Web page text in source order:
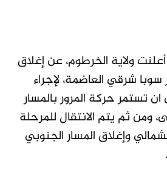
ولاية الخرطوم، عن إغلاق
شرقي العاضمة، لإجراء
تستمر حركة المرور بالمسار
ومن ثم يتم الانتقال للمرحلة
وإغلاق المسار الجنوبي